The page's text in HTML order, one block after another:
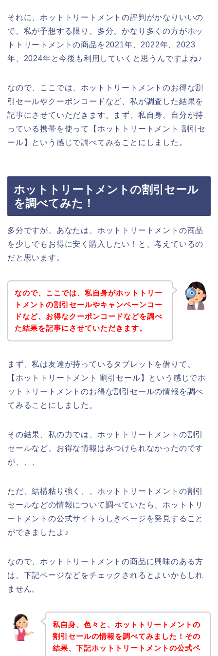
それに、ホットトリートメントの評判がかなりいいの
で、私が予想する限り、多分、かなり多くの方がホッ
トトリートメントの商品を2021年、2022年、2023
年、2024年と今後も利用していくと思うんですよね♪
なので、ここでは、ホットトリートメントのお得な割
引セールやクーポンコードなど、私が調査した結果を
記事にさせていただきます。まず、私自身、自分が持
っている携帯を使って【ホットトリートメント 割引セ
ール】という感じで調べてみることにしました。
ホットトリートメントの割引セール
を調べてみた！
多分ですが、あなたは、ホットトリートメントの商品
を少しでもお得に安く購入したい！と、考えているの
だと思います。
なので、ここでは、私自身がホットトリー
トメントの割引セールやキャンペーンコー
ドなど、お得なクーポンコードなどを調べ
た結果を記事にさせていただきます。
まず、私は友達が持っているタブレットを借りて、
【ホットトリートメント 割引セール】という感じでホ
ットトリートメントのお得な割引セールの情報を調べ
てみることにしました。
その結果、私の力では、ホットトリートメントの割引
セールなど、お得な情報はみつけられなかったのです
が、、、
ただ、結構粘り強く、、ホットトリートメントの割引
セールなどの情報について調べていたら、ホットトリ
ートメントの公式サイトらしきページを発見すること
ができましたよ♪
なので、ホットトリートメントの商品に興味のある方
は、下記ページなどをチェックされるとよいかもしれ
ません。
私自身、色々と、ホットトリートメントの
割引セールの情報を調べてみました！その
結果、下記ホットトリートメントの公式ペ